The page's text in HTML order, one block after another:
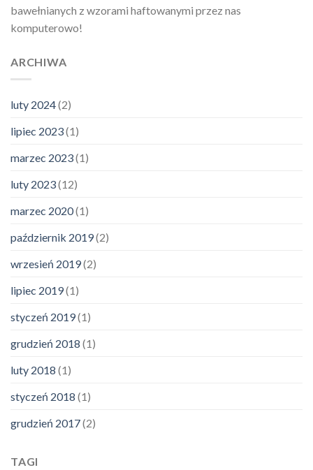
bawełnianych z wzorami haftowanymi przez nas
komputerowo!
ARCHIWA
luty 2024(2)
lipiec 2023(1)
marzec 2023(1)
luty 2023(12)
marzec 2020(1)
październik 2019(2)
wrzesień 2019(2)
lipiec 2019(1)
styczeń 2019(1)
grudzień 2018 (1)
luty 2018 (1)
styczeń 2018 (1)
grudzień 2017(2)
TAGI